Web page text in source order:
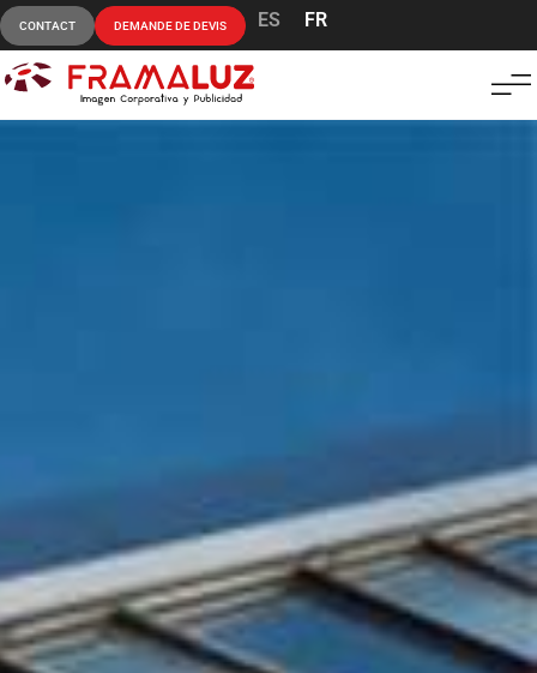
CONTACT DEMANDE DE DEVIS ES FR